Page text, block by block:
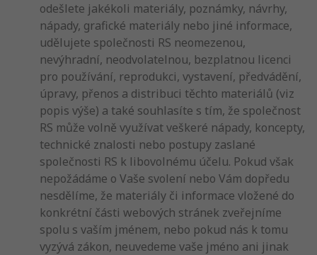
odešlete jakékoli materiály, poznámky, návrhy,
nápady, grafické materiály nebo jiné informace,
udělujete společnosti RS neomezenou,
nevýhradní, neodvolatelnou, bezplatnou licenci
pro používání, reprodukci, vystavení, předvádění,
úpravy, přenos a distribuci těchto materiálů (viz
popis výše) a také souhlasíte s tím, že společnost
RS může volně využívat veškeré nápady, koncepty,
technické znalosti nebo postupy zaslané
společnosti RS k libovolnému účelu. Pokud však
nepožádáme o Vaše svolení nebo Vám dopředu
nesdělíme, že materiály či informace vložené do
konkrétní části webových stránek zveřejníme
spolu s vaším jménem, nebo pokud nás k tomu
vyzývá zákon, neuvedeme vaše jméno ani jinak